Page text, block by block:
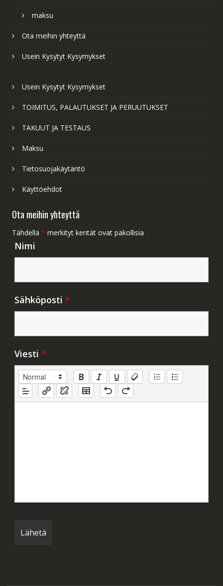
maksu
Ota meihin yhteyttä
Usein Kysytyt Kysymykset
Usein Kysytyt Kysymykset
TOIMITUS, PALAUTUKSET JA PERUUTUKSET
TAKUUT JA TESTAUS
Maksu
Tietosuojakäytäntö
Käyttöehdot
Ota meihin yhteyttä
Tähdellä * merkityt kentät ovat pakollisia
Nimi
Sähköposti *
Viesti *